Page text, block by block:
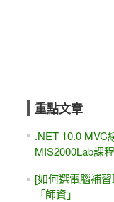
重點文章
.NET 10.0 MVC
MIS2000Lab課
[如何選電腦補
「師資」